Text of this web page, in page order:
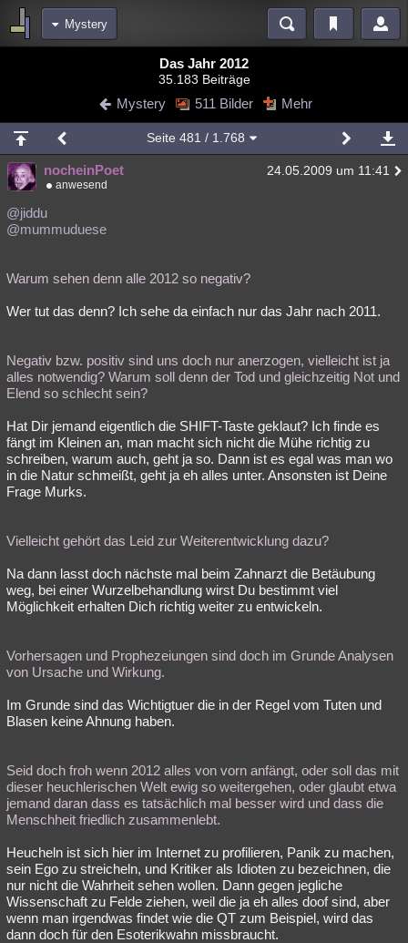
Mystery
Diskussionen Blogs Videos
Chat Wiki Neuigkeiten
meine Rubriken
Menschen Wissenschaft Mystery Kriminalfälle
Spiritualität
weitere Rubriken
Musik Clash Verbesserungen Allmystery English
Übersichten
Besucht Teilgenommen Alle Neue Geschlossen
Lesenswert Schlüsselwörter
Das Jahr 2012
35.183 Beiträge
Mystery 511 Bilder Mehr
Seite 481 / 1.768
nocheinPoet 24.05.2009 um 11:41
anwesend
@jiddu
@mummuduese
Warum sehen denn alle 2012 so negativ?
Wer tut das denn? Ich sehe da einfach nur das Jahr nach 2011.
Negativ bzw. positiv sind uns doch nur anerzogen, vielleicht ist ja
alles notwendig? Warum soll denn der Tod und gleichzeitig Not und
Elend so schlecht sein?
Hat Dir jemand eigentlich die SHIFT-Taste geklaut? Ich finde es
fängt im Kleinen an, man macht sich nicht die Mühe richtig zu
schreiben, warum auch, geht ja so. Dann ist es egal was man wo
in die Natur schmeißt, geht ja eh alles unter. Ansonsten ist Deine
Frage Murks.
Vielleicht gehört das Leid zur Weiterentwicklung dazu?
Na dann lasst doch nächste mal beim Zahnarzt die Betäubung
weg, bei einer Wurzelbehandlung wirst Du bestimmt viel
Möglichkeit erhalten Dich richtig weiter zu entwickeln.
Vorhersagen und Prophezeiungen sind doch im Grunde Analysen
von Ursache und Wirkung.
Im Grunde sind das Wichtigtuer die in der Regel vom Tuten und
Blasen keine Ahnung haben.
Seid doch froh wenn 2012 alles von vorn anfängt, oder soll das mit
dieser heuchlerischen Welt ewig so weitergehen, oder glaubt etwa
jemand daran dass es tatsächlich mal besser wird und dass die
Menschheit friedlich zusammenlebt.
Heucheln ist sich hier im Internet zu profilieren, Panik zu machen,
sein Ego zu streicheln, und Kritiker als Idioten zu bezeichnen, die
nur nicht die Wahrheit sehen wollen. Dann gegen jegliche
Wissenschaft zu Felde ziehen, weil die ja eh alles doof sind, aber
wenn man irgendwas findet wie die QT zum Beispiel, wird das
dann doch für den Esoterikwahn missbraucht.